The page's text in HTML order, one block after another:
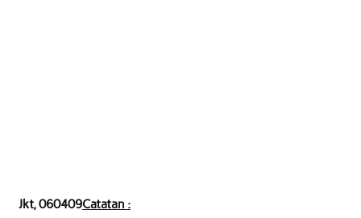
Jkt, 060409Catatan :